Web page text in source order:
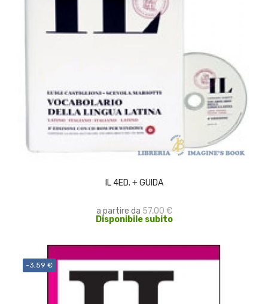
IL 4ED. + GUIDA
a partire da 57,00 €
Disponibile subito
SCEGLI
-3,59 €